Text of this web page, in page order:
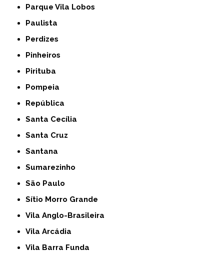
Parque Vila Lobos
Paulista
Perdizes
Pinheiros
Pirituba
Pompeia
República
Santa Cecília
Santa Cruz
Santana
Sumarezinho
São Paulo
Sítio Morro Grande
Vila Anglo-Brasileira
Vila Arcádia
Vila Barra Funda